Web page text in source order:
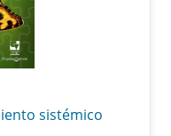
sistémico